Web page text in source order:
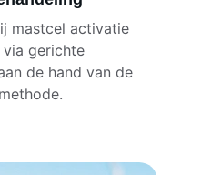
mastcel activatie
gerichte
de hand van de